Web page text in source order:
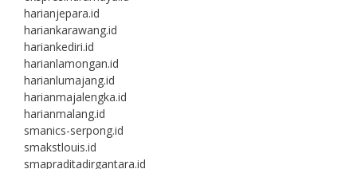
harianjepara.id
hariankarawang.id
hariankediri.id
harianlamongan.id
harianlumajang.id
harianmajalengka.id
harianmalang.id
smanics-serpong.id
smakstlouis.id
smapraditadirgantara.id